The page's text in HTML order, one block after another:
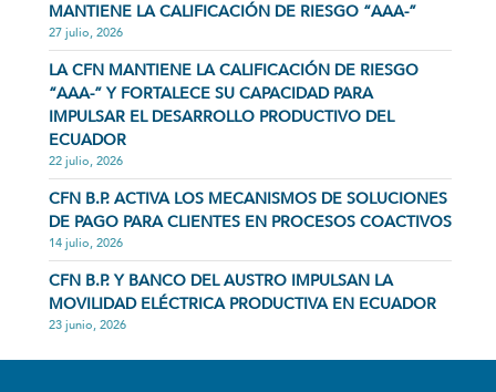
MANTIENE LA CALIFICACIÓN DE RIESGO “AAA-”
27 julio, 2026
LA CFN MANTIENE LA CALIFICACIÓN DE RIESGO
“AAA-” Y FORTALECE SU CAPACIDAD PARA
IMPULSAR EL DESARROLLO PRODUCTIVO DEL
ECUADOR
22 julio, 2026
CFN B.P. ACTIVA LOS MECANISMOS DE SOLUCIONES
DE PAGO PARA CLIENTES EN PROCESOS COACTIVOS
14 julio, 2026
CFN B.P. Y BANCO DEL AUSTRO IMPULSAN LA
MOVILIDAD ELÉCTRICA PRODUCTIVA EN ECUADOR
23 junio, 2026